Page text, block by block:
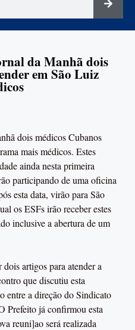
da Manhã dois
em São Luiz
dois médicos Cubanos
mais médicos. Estes
ainda nesta primeira
participando de uma oficina
esta data, virão para São
os ESFs irão receber estes
inclusive a abertura de um
artigos para atender a
que discutiu esta
entre a direção do Sindicato
Prefeito já confirmou esta
reuni]ao será realizada